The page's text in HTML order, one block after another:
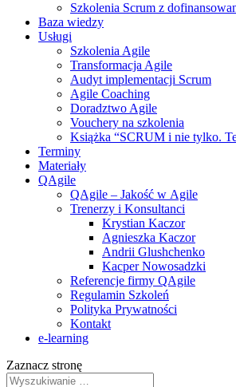
Szkolenia Scrum z
Baza wiedzy
Usługi
Szkolenia Agile
Transformacja Agile
Audyt implementacji Scrum
Agile Coaching
Doradztwo Agile
Vouchery na szkolenia
Książka “SCRUM i nie tylko.
Terminy
Materiały
QAgile
QAgile – Jakość w Agile
Trenerzy i Konsultanci
Krystian Kaczor
Agnieszka Kaczor
Andrii Glushchenko
Kacper Nowosadzki
Referencje firmy QAgile
Regulamin Szkoleń
Polityka Prywatności
Kontakt
e‑learning
Zaznacz stronę